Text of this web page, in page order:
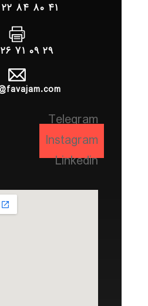
۴۱ ۸۰ ۸۴ ۲۲ – ۰۲۱
۲۹ ۰۹ ۷۱ ۲۶ – ۰۲۱
Telegram
Instagram
Linkedin